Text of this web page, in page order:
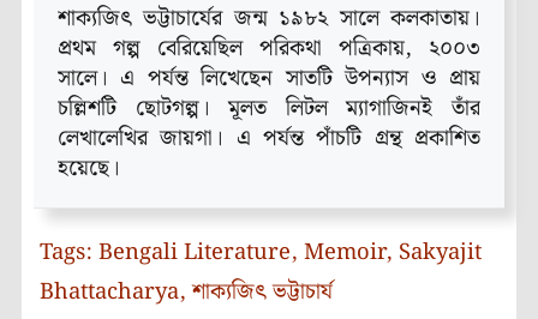
শাক্যজিৎ ভট্টাচার্যের জন্ম ১৯৮২ সালে কলকাতায়।
প্রথম গল্প বেরিয়েছিল পরিকথা পত্রিকায়, ২০০৩
সালে। এ পর্যন্ত লিখেছেন সাতটি উপন্যাস ও প্রায়
চল্লিশটি ছোটগল্প। মূলত লিটল ম্যাগাজিনই তাঁর
লেখালেখির জায়গা। এ পর্যন্ত পাঁচটি গ্রন্থ প্রকাশিত
হয়েছে।
Tags: Bengali Literature, Memoir, Sakyajit
Bhattacharya,শাক্যজিৎ ভট্টাচার্য